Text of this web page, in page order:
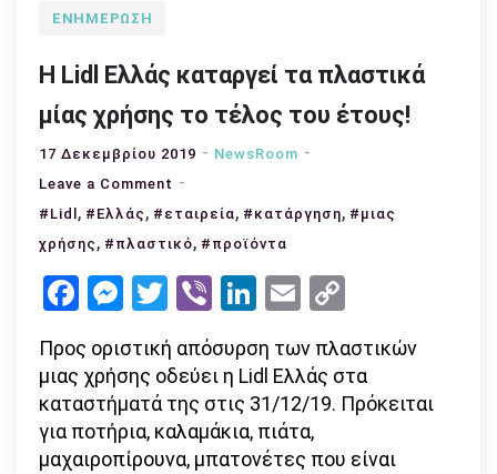
ΕΝΗΜΈΡΩΣΗ
Η Lidl Ελλάς καταργεί τα πλαστικά
μίας χρήσης το τέλος του έτους!
17 Δεκεμβρίου 2019
NewsRoom
Leave a Comment on
Η
Lidl
καταργεί
πλαστικά
μίας
χρήσης
το
τέλος
#Lidl , #Ελλάς , #εταιρεία, #κατάργηση, #μιας
χρήσης , #πλαστικό, #προϊόντα
Facebook
Messenger
Twitter
ViberLinkedIn
Email
Link
Προς οριστική απόσυρση των πλαστικών
μιας χρήσης οδεύει η Lidl Ελλάς στα
καταστήματά της στις 31/12/19. Πρόκειται
για ποτήρια, καλαμάκια, πιάτα,
μαχαιροπίρουνα, μπατονέτες που είναι